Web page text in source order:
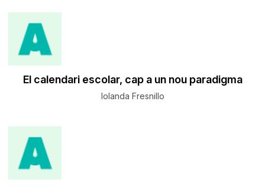
El calendari escolar, cap a un nou paradigma
Iolanda Fresnillo